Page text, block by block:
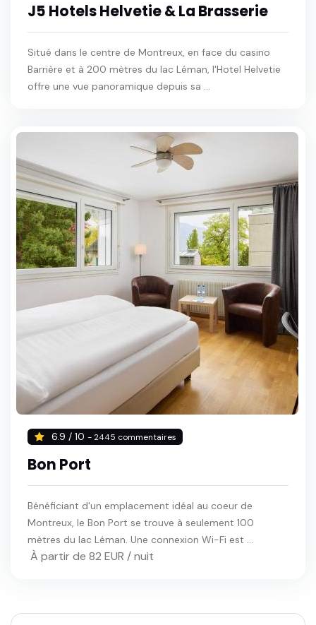
J5 Hotels Helvetie & La Brasserie
Situé dans le centre de Montreux, en face du casino
Barrière et à 200 mètres du lac Léman, l'Hotel Helvetie
offre une vue panoramique depuis sa ...
6.9 / 10 - 2445 commentaires
Bon Port
Bénéficiant d'un emplacement idéal au coeur de
Montreux, le Bon Port se trouve à seulement 100
mètres du lac Léman. Une connexion Wi-Fi est ...
À partir de 82 EUR / nuit